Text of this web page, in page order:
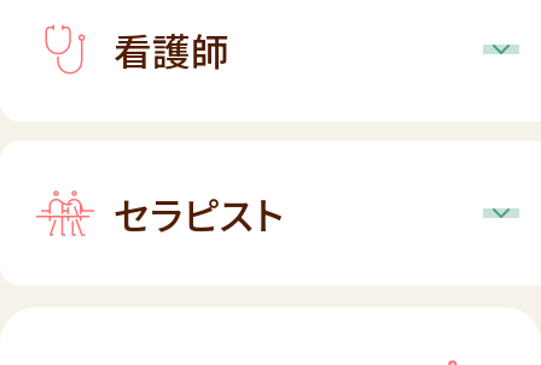
看護師
セラピスト